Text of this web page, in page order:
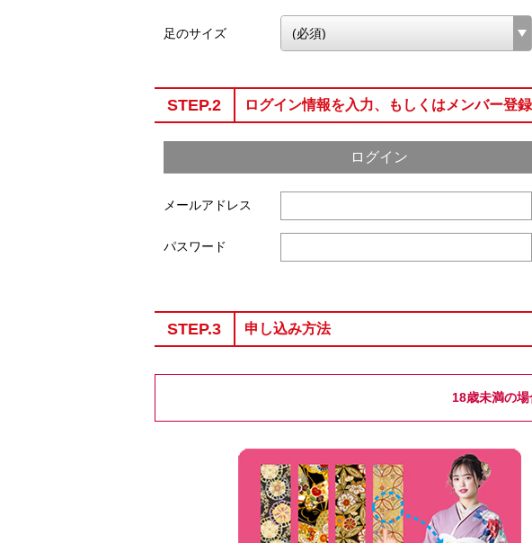
足のサイズ
STEP.2 ログイン情報を入力、もしくはメンバー登
ログイン
メールアドレス
パスワード
STEP.3 申し込み方法
18歳未満の場